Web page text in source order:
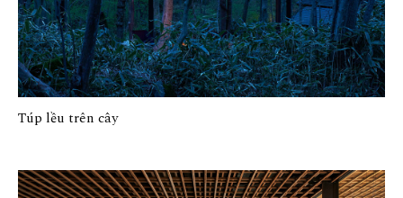
Túp lều trên cây